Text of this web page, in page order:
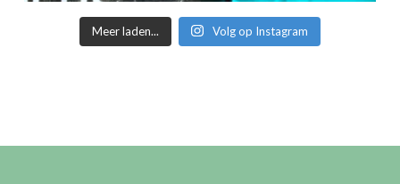
Meer laden... Volg op Instagram